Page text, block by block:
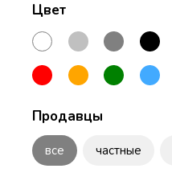
Цвет
Продавцы
все частные